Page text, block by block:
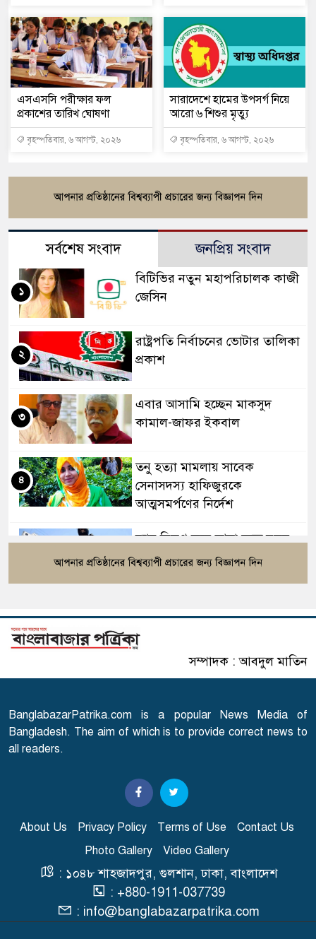
এসএসসি পরীক্ষার ফল
প্রকাশের তারিখ ঘোষণা
বৃহস্পতিবার, ৬ আগস্ট, ২০২৬
সারাদেশে হামের উপসর্গ নিয়ে
আরো ৬ শিশুর মৃত্যু
বৃহস্পতিবার, ৬ আগস্ট, ২০২৬
সর্বশেষ সংবাদ জনপ্রিয় সংবাদ
বিটিভির নতুন মহাপরিচালক কাজী
জেসিন
১
রাষ্ট্রপতি নির্বাচনের ভোটার তালিকা
প্রকাশ
২
এবার আসামি হচ্ছেন মাকসুদ
কামাল-জাফর ইকবাল
৩
তনু হত্যা মামলায় সাবেক
সেনাসদস্য হাফিজুরকে
আত্মসমর্পণের নির্দেশ
৪
র‍্যাব বিলুপ্ত করে আনা হচ্ছে নতুন
বাহিনী, খসড়া আইন প্রকাশ
সৌদির নতুন নিয়ম
৬
এসএসসি পরীক্ষার ফল প্রকাশের
তারিখ ঘোষণা
৭
সারাদেশে হামের উপসর্গ নিয়ে
৮
স্বাভাবিক হচ্ছে গ্যাস সরবরাহ
'২০ অগাস্ট রাষ্ট্রপতি নির্বাচন'
সম্পাদক : আবদুল মাতিন
BanglabazarPatrika.com is a popular News Media of
Bangladesh. The aim of which is to provide correct news to
all readers.
About Us Privacy Policy Terms of Use
Contact Us
Photo Gallery
Video Gallery
: ১০৪৮ শাহজাদপুর, গুলশান, ঢাকা, বাংলাদেশ
: +880-1911-037739
: info@banglabazarpatrika.com